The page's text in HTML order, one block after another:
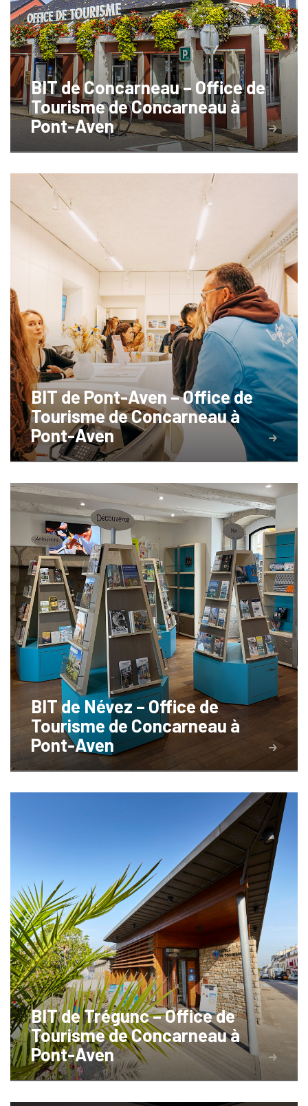
BIT de Concarneau – Office de
Tourisme de Concarneau à
Pont-Aven
BIT de Pont-Aven – Office de
Tourisme de Concarneau à
Pont-Aven
BIT de Névez – Office de
Tourisme de Concarneau à
Pont-Aven
BIT de Trégunc – Office de
Tourisme de Concarneau à
Pont-Aven